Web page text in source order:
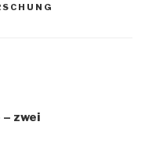
zwei